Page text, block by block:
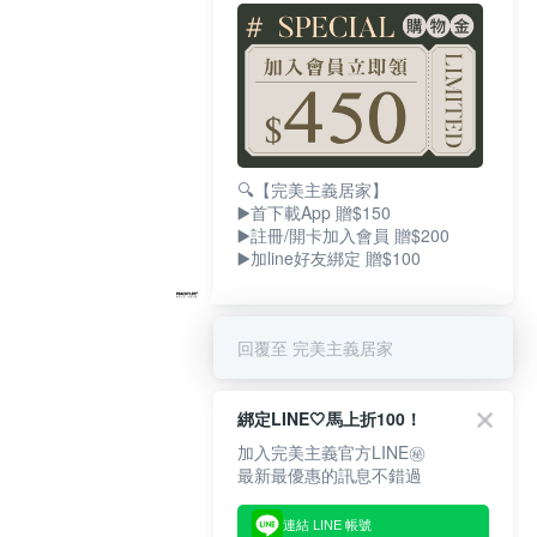
🔍【完美主義居家】
▶️首下載App 贈$150
▶️註冊/開卡加入會員 贈$200
▶️加line好友綁定 贈$100
回覆至 完美主義居家
綁定LINE🤍馬上折100！
加入完美主義官方LINE㊙
最新最優惠的訊息不錯過
連結 LINE 帳號